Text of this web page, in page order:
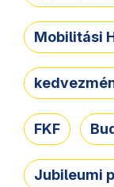
Mobilitási
FKF
Jubileumi